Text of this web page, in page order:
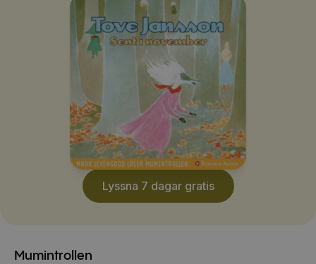
Lyssna 7 dagar gratis
Mumintrollen